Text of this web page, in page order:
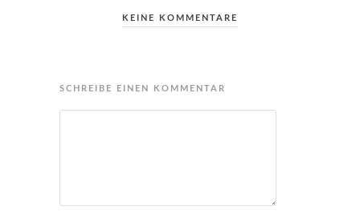
KEINE KOMMENTARE
SCHREIBE EINEN KOMMENTAR